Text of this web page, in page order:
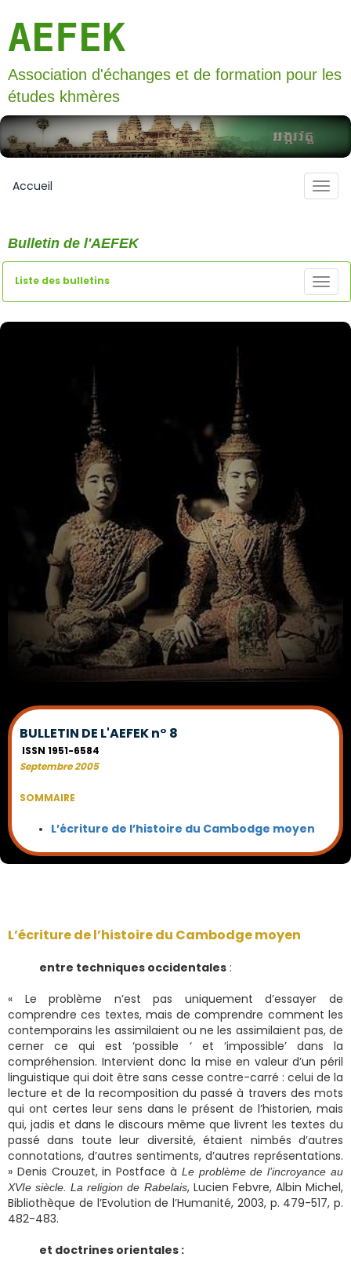
AEFEK
Association d'échanges et de formation pour les
études khmères
Accueil
Bulletin de l'AEFEK
Liste des bulletins
BULLETIN DE L'AEFEK n° 8
ISSN 1951-6584
Septembre 2005
SOMMAIRE
L’écriture de l’histoire du Cambodge moyen
L’écriture de l’histoire du Cambodge moyen
entre techniques occidentales :
« Le problème n’est pas uniquement d’essayer de
comprendre ces textes, mais de comprendre comment les
contemporains les assimilaient ou ne les assimilaient pas, de
cerner ce qui est ‘possible ‘ et ‘impossible’ dans la
compréhension. Intervient donc la mise en valeur d’un péril
linguistique qui doit être sans cesse contre-carré : celui de la
lecture et de la recomposition du passé à travers des mots
qui ont certes leur sens dans le présent de l’historien, mais
qui, jadis et dans le discours même que livrent les textes du
passé dans toute leur diversité, étaient nimbés d’autres
connotations, d’autres sentiments, d’autres représentations.
» Denis Crouzet, in Postface à Le problème de l’incroyance au
XVIe siècle. La religion de Rabelais, Lucien Febvre, Albin Michel,
Bibliothèque de l’Evolution de l’Humanité, 2003, p. 479-517, p.
482-483.
et doctrines orientales :